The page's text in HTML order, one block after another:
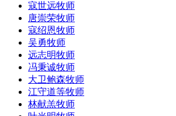
寇世远牧师
唐崇荣牧师
寇绍恩牧师
吴勇牧师
远志明牧师
冯秉诚牧师
大卫鲍森牧师
江守道等牧师
林献羔牧师